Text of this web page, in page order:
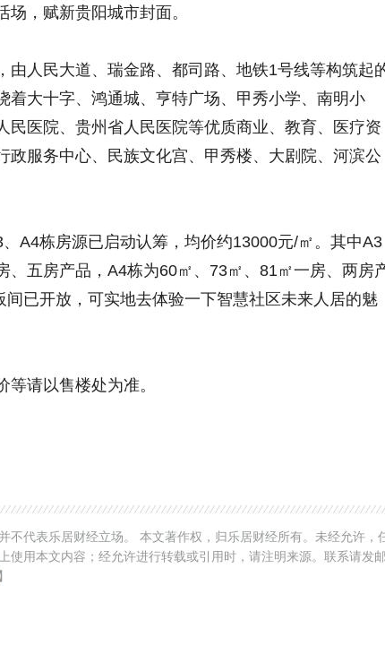
，赋新贵阳城市封面。
由人民大道、瑞金路、都司路、地铁1号线等构筑起
着大十字、鸿通城、亨特广场、甲秀小学、南明小
民医院、贵州省人民医院等优质商业、教育、医疗资
政服务中心、民族文化宫、甲秀楼、大剧院、河滨公
A4栋房源已启动认筹，均价约13000元/㎡。其中A3
、五房产品，A4栋为60㎡、73㎡、81㎡一房、两房
已开放，可实地去体验一下智慧社区未来人居的魅
请以售楼处为准。
不代表乐居财经立场。 本文著作权，归乐居财经所有。未经允许，
使用本文内容；经允许进行转载或引用时，请注明来源。联系请发邮
】